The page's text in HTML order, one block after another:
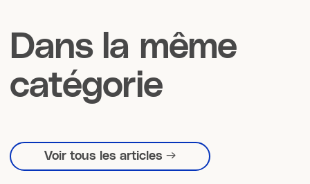
Dans la même
catégorie
Voir tous les articles →